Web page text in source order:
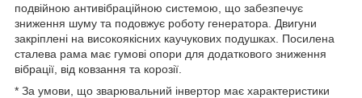
подвійною антивібраційною системою, що забезпечує
зниження шуму та подовжує роботу генератора. Двигуни
закріплені на високоякісних каучукових подушках. Посилена
сталева рама має гумові опори для додаткового зниження
вібрації, від ковзання та корозії.
* За умови, що зварювальний інвертор має характеристики